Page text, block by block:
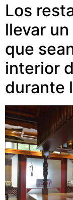
Los
llevar
que
interior
durante